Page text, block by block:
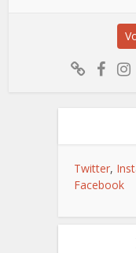
Twitter,
Facebook